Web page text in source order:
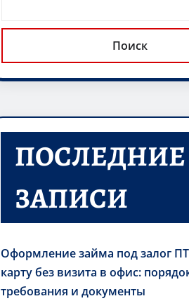
Поиск
ПОСЛЕДНИЕ
ЗАПИСИ
Оформление займа под залог
карту без визита в офис:
требования и документы